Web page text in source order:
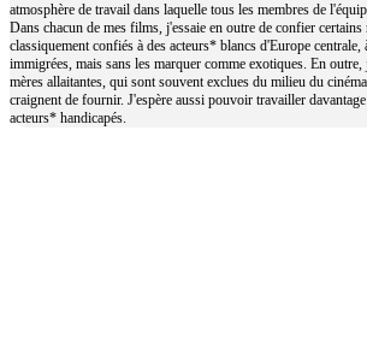
atmosphère de travail dans laquelle tous les membres de
Dans chacun de mes films, j'essaie en outre de confier
classiquement confiés à des acteurs* blancs d'Europe centrale,
immigrées, mais sans les marquer comme exotiques. En outre,
mères allaitantes, qui sont souvent exclues du milieu du
craignent de fournir. J'espère aussi pouvoir travailler
acteurs* handicapés.